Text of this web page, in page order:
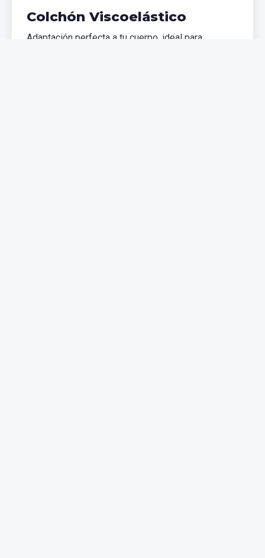
Colchón Viscoelástico
Adaptación perfecta a tu cuerpo, ideal para